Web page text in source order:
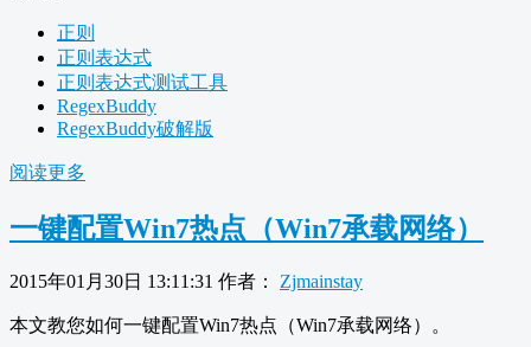
正则
正则表达式
正则表达式测试工具
RegexBuddy
RegexBuddy破解版
阅读更多
一键配置Win7热点（Win7承载网络）
2015年01月30日 13:11:31 作者： Zjmainstay
本文教您如何一键配置Win7热点（Win7承载网络）。